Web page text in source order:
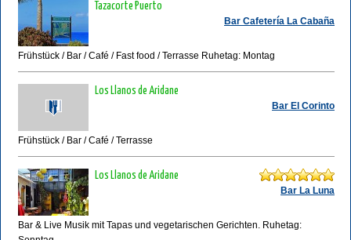
Bar Cafetería La Cabaña
Tazacorte Puerto
Frühstück / Bar / Café / Fast food / Terrasse Ruhetag: Montag
Bar El Corinto
Los Llanos de Aridane
Frühstück / Bar / Café / Terrasse
Bar La Luna
Los Llanos de Aridane
Bar & Live Musik mit Tapas und vegetarischen Gerichten. Ruhetag: